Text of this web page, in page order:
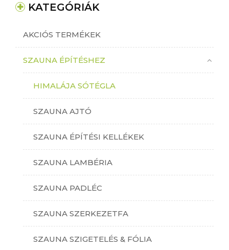
KATEGÓRIÁK
AKCIÓS TERMÉKEK
SZAUNA ÉPÍTÉSHEZ
HIMALÁJA SÓTÉGLA
SZAUNA AJTÓ
SZAUNA ÉPÍTÉSI KELLÉKEK
SZAUNA LAMBÉRIA
SZAUNA PADLÉC
SZAUNA SZERKEZETFA
SZAUNA SZIGETELÉS & FÓLIA